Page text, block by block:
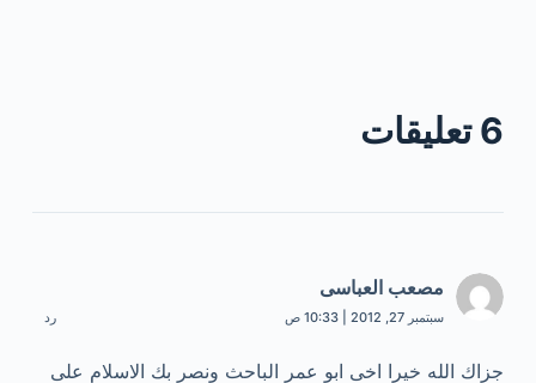
6 تعليقات
مصعب العباسى
سبتمبر 27, 2012 | 10:33 ص رد
جزاك الله خيرا اخى ابو عمر الباحث ونصر بك الاسلام على